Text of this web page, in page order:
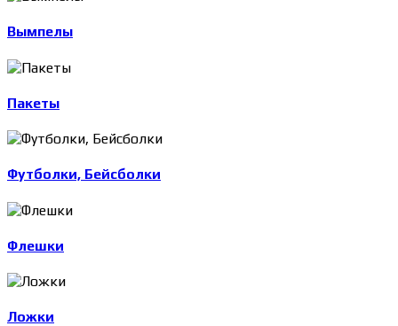
Вымпелы
Пакеты
Футболки, Бейсболки
Флешки
Ложки